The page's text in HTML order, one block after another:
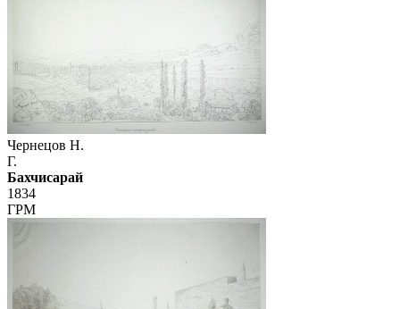
Чернецов Н.
Г.
Бахчисарай
1834
ГРМ